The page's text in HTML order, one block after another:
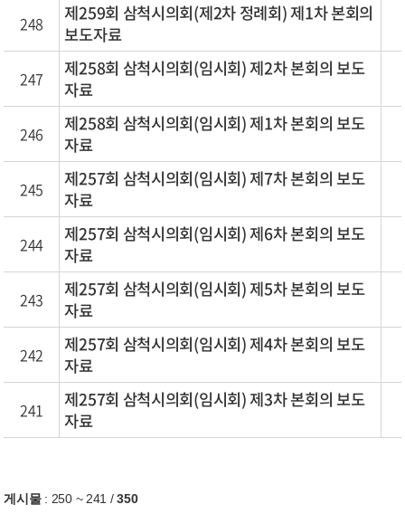
248
제259회 삼척시의회(제2차 정례회) 제1차 본회의
보도자료
247
제258회 삼척시의회(임시회) 제2차 본회의 보도
자료
246
제258회 삼척시의회(임시회) 제1차 본회의 보도
자료
245
제257회 삼척시의회(임시회) 제7차 본회의 보도
자료
244
제257회 삼척시의회(임시회) 제6차 본회의 보도
자료
243
제257회 삼척시의회(임시회) 제5차 본회의 보도
자료
242
제257회 삼척시의회(임시회) 제4차 본회의 보도
자료
241
제257회 삼척시의회(임시회) 제3차 본회의 보도
자료
게시물: 250 ~ 241 /350